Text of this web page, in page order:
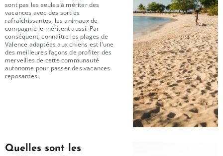
sont pas les seules à mériter des
vacances avec des sorties
rafraîchissantes, les animaux de
compagnie le méritent aussi. Par
conséquent, connaître les plages de
Valence adaptées aux chiens est l'une
des meilleures façons de profiter des
merveilles de cette communauté
autonome pour passer des vacances
reposantes.
Quelles sont les